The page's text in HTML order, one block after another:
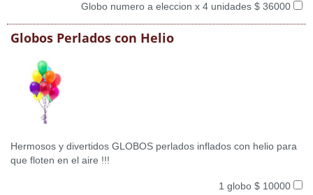
Globo numero a eleccion x 4 unidades $ 36000
Globos Perlados con Helio
Hermosos y divertidos GLOBOS perlados inflados con helio para
que floten en el aire !!!
1 globo $ 10000